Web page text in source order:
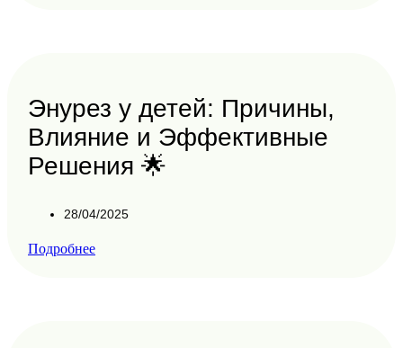
Энурез у детей: Причины,
Влияние и Эффективные
Решения 🌟
28/04/2025
Подробнее